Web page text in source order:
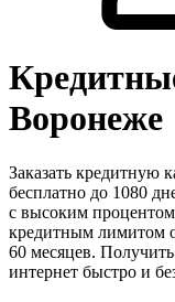
Воронеже
Заказать кредитную
бесплатно до 1080
с высоким процентом
кредитным лимитом
60 месяцев.
интернет быстро и